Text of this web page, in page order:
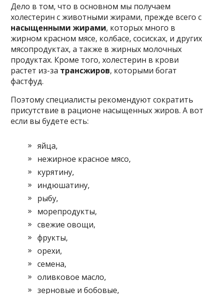
Дело в том, что в основном мы получаем
холестерин с животными жирами, прежде всего с
насыщенными жирами, которых много в
жирном красном мясе, колбасе, сосисках, и других
мясопродуктах, а также в жирных молочных
продуктах. Кроме того, холестерин в крови
растет из-за трансжиров, которыми богат
фастфуд.
Поэтому специалисты рекомендуют сократить
присутствие в рационе насыщенных жиров. А вот
если вы будете есть:
яйца,
нежирное красное мясо,
курятину,
индюшатину,
рыбу,
морепродукты,
свежие овощи,
фрукты,
орехи,
семена,
оливковое масло,
зерновые и бобовые,